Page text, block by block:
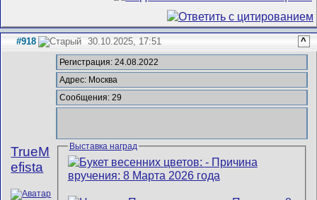
#918 30.10.2025, 17:51 ^
TrueM
efista
Регистрация: 24.08.2022
Адрес: Москва
Сообщения: 29
Выставка наград